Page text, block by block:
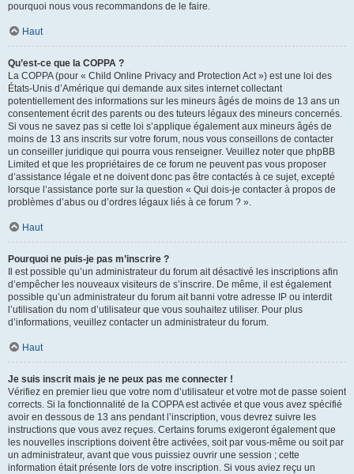
pourquoi nous vous recommandons de le faire.
Haut
Qu’est-ce que la COPPA ?
La COPPA (pour « Child Online Privacy and Protection Act ») est une loi des
États-Unis d’Amérique qui demande aux sites internet collectant
potentiellement des informations sur les mineurs âgés de moins de 13 ans un
consentement écrit des parents ou des tuteurs légaux des mineurs concernés.
Si vous ne savez pas si cette loi s’applique également aux mineurs âgés de
moins de 13 ans inscrits sur votre forum, nous vous conseillons de contacter
un conseiller juridique qui pourra vous renseigner. Veuillez noter que phpBB
Limited et que les propriétaires de ce forum ne peuvent pas vous proposer
d’assistance légale et ne doivent donc pas être contactés à ce sujet, excepté
lorsque l’assistance porte sur la question « Qui dois-je contacter à propos de
problèmes d’abus ou d’ordres légaux liés à ce forum ? ».
Haut
Pourquoi ne puis-je pas m’inscrire ?
Il est possible qu’un administrateur du forum ait désactivé les inscriptions afin
d’empêcher les nouveaux visiteurs de s’inscrire. De même, il est également
possible qu’un administrateur du forum ait banni votre adresse IP ou interdit
l’utilisation du nom d’utilisateur que vous souhaitez utiliser. Pour plus
d’informations, veuillez contacter un administrateur du forum.
Haut
Je suis inscrit mais je ne peux pas me connecter !
Vérifiez en premier lieu que votre nom d’utilisateur et votre mot de passe soient
corrects. Si la fonctionnalité de la COPPA est activée et que vous avez spécifié
avoir en dessous de 13 ans pendant l’inscription, vous devrez suivre les
instructions que vous avez reçues. Certains forums exigeront également que
les nouvelles inscriptions doivent être activées, soit par vous-même ou soit par
un administrateur, avant que vous puissiez ouvrir une session ; cette
information était présente lors de votre inscription. Si vous aviez reçu un